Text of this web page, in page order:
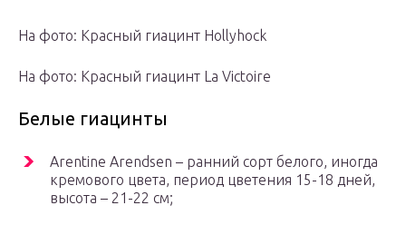
На фото: Красный гиацинт Hollyhock
На фото: Красный гиацинт La Victoire
Белые гиацинты
Arentine Arendsen – ранний сорт белого, иногда
кремового цвета, период цветения 15-18 дней,
высота – 21-22 см;